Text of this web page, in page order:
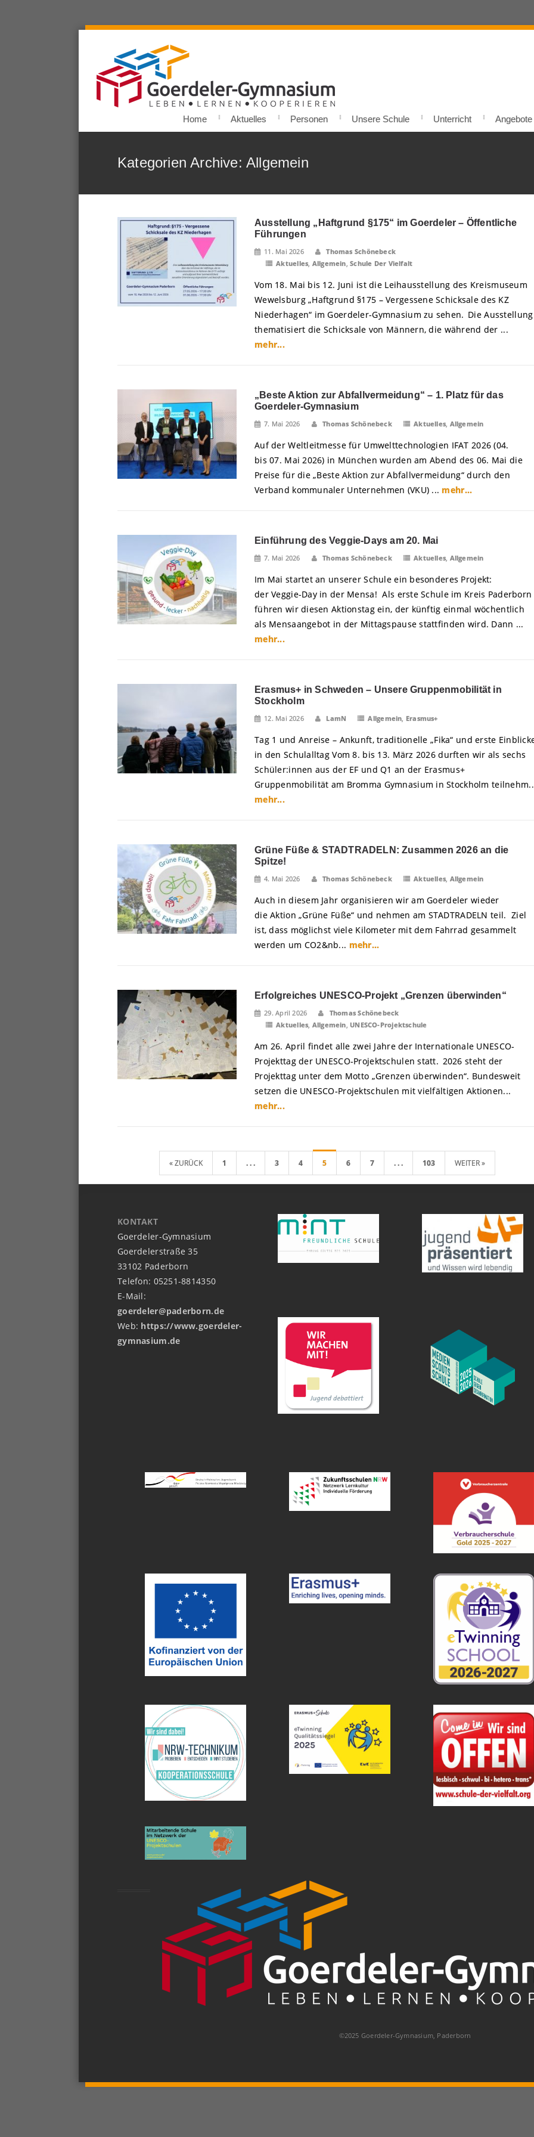
Home Aktuelles Personen Unsere Schule Unterricht
Kategorien Archive: Allgemein
Ausstellung „Haftgrund §175“ im Goerdeler – Öffentliche
Führungen
11. Mai 2026
Thomas Schönebeck
Aktuelles, Allgemein,Schule Der Vielfalt
Vom 18. Mai bis 12. Juni ist die Leihausstellung des Kreismuseum
Wewelsburg „Haftgrund §175 – Vergessene Schicksale des KZ
Niederhagen“ im Goerdeler-Gymnasium zu sehen. Die Ausstellung
thematisiert die Schicksale von Männern, die während der ...
mehr...
„Beste Aktion zur Abfallvermeidung“ – 1. Platz für das
Goerdeler-Gymnasium
7. Mai 2026 Thomas Schönebeck Aktuelles, Allgemein
Auf der Weltleitmesse für Umwelttechnologien IFAT 2026 (04.
bis 07. Mai 2026) in München wurden am Abend des 06. Mai die
Preise für die „Beste Aktion zur Abfallvermeidung“ durch den
Verband kommunaler Unternehmen (VKU) ... mehr...
Einführung des Veggie-Days am 20. Mai
7. Mai 2026 Thomas Schönebeck Aktuelles, Allgemein
Im Mai startet an unserer Schule ein besonderes Projekt:
der Veggie-Day in der Mensa! Als erste Schule im Kreis Paderborn
führen wir diesen Aktionstag ein, der künftig einmal wöchentlich
als Mensaangebot in der Mittagspause stattfinden wird. Dann ...
mehr...
Erasmus+ in Schweden – Unsere Gruppenmobilität in
Stockholm
12. Mai 2026 LamN Allgemein, Erasmus+
Tag 1 und Anreise – Ankunft, traditionelle „Fika“ und erste
in den Schulalltag Vom 8. bis 13. März 2026 durften wir als sechs
Schüler:innen aus der EF und Q1 an der Erasmus+
Gruppenmobilität am Bromma Gymnasium in Stockholm
mehr...
Grüne Füße & STADTRADELN: Zusammen 2026 an die
Spitze!
4. Mai 2026 Thomas Schönebeck Aktuelles, Allgemein
Auch in diesem Jahr organisieren wir am Goerdeler wieder
die Aktion „Grüne Füße“ und nehmen am STADTRADELN teil. Ziel
ist, dass möglichst viele Kilometer mit dem Fahrrad gesammelt
werden um CO2&nb... mehr...
Erfolgreiches UNESCO-Projekt „Grenzen überwinden“
29. April 2026
Thomas Schönebeck
Aktuelles, Allgemein, UNESCO-Projektschule
Am 26. April findet alle zwei Jahre der Internationale UNESCO-
Projekttag der UNESCO-Projektschulen statt. 2026 steht der
Projekttag unter dem Motto „Grenzen überwinden“. Bundesweit
setzen die UNESCO‑Projektschulen mit vielfältigen Aktionen...
mehr...
« ZURÜCK 1 . . . 3 4 5 6 7 . . . 103 WEITER »
KONTAKT
Goerdeler-Gymnasium
Goerdelerstraße 35
33102 Paderborn
Telefon: 05251-8814350
E-Mail:
goerdeler@paderborn.de
Web: https://www.goerdeler-
gymnasium.de
©2025 Goerdeler-Gymnasium, Paderborn